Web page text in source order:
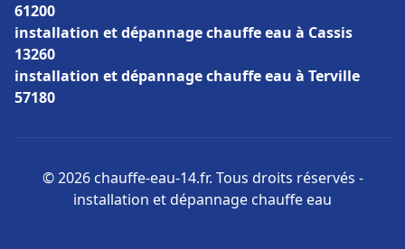
61200
installation et dépannage chauffe eau à Cassis
13260
installation et dépannage chauffe eau à Terville
57180
© 2026 chauffe-eau-14.fr. Tous droits réservés -
installation et dépannage chauffe eau